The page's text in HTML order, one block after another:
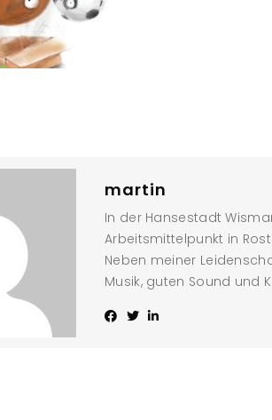
martin
In der Hansestadt
Arbeitsmittelpunkt in
Neben meiner
Musik, guten Sound und